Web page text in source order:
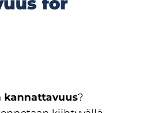
kannattavuus?